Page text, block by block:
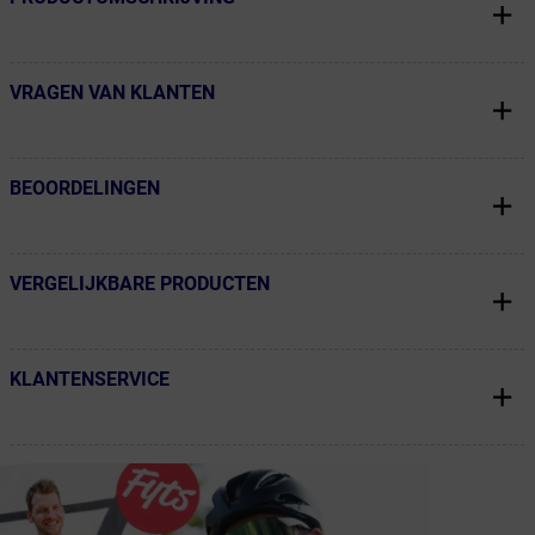
← Terug naar productnavigatie
VRAGEN VAN KLANTEN
← Terug naar productnavigatie
BEOORDELINGEN
← Terug naar productnavigatie
VERGELIJKBARE PRODUCTEN
← Terug naar productnavigatie
KLANTENSERVICE